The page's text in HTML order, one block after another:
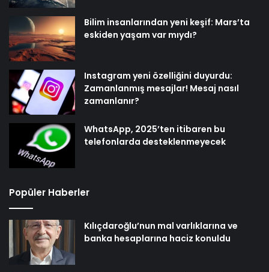
Bilim insanlarından yeni keşif: Mars’ta
eskiden yaşam var mıydı?
Instagram yeni özelliğini duyurdu:
Zamanlanmış mesajlar! Mesaj nasıl
zamanlanır?
WhatsApp, 2025’ten itibaren bu
telefonlarda desteklenmeyecek
Popüler Haberler
Kılıçdaroğlu’nun mal varlıklarına ve
banka hesaplarına haciz konuldu